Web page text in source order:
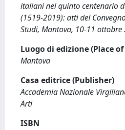
italiani nel quinto centenario
(1519-2019): atti del
Studi, Mantova, 10-11 ottobre
Luogo di edizione (Place
Mantova
Casa editrice (Publisher)
Accademia Nazionale
Arti
ISBN